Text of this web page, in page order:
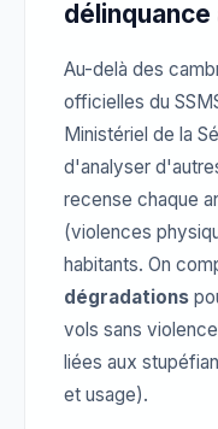
délinquance
Au-delà des
officielles du
Ministériel de la
d'analyser
recense chaque
(violences
habitants. On
dégradations
vols sans
liées aux
et usage).